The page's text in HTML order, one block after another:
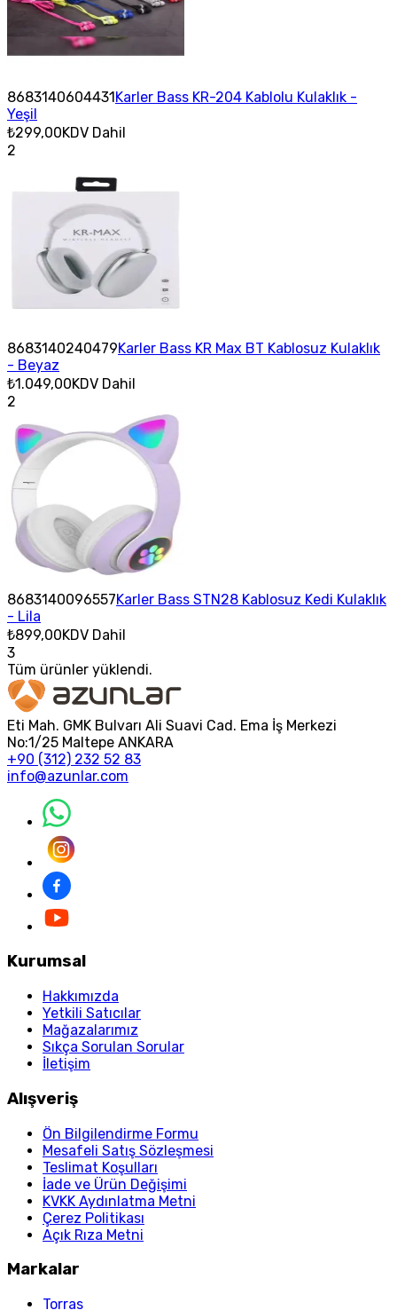
8683140604431Karler Bass KR-204 Kablolu Kulaklık -
Yeşil
₺299,00KDV Dahil
2
8683140240479Karler Bass KR Max BT Kablosuz Kulaklık
- Beyaz
₺1.049,00KDV Dahil
2
8683140096557Karler Bass STN28 Kablosuz Kedi Kulaklık
- Lila
₺899,00KDV Dahil
3
Tüm ürünler yüklendi.
Eti Mah. GMK Bulvarı Ali Suavi Cad. Ema İş Merkezi
No:1/25 Maltepe ANKARA
+90 (312) 232 52 83
info@azunlar.com
Kurumsal
Hakkımızda
Yetkili Satıcılar
Mağazalarımız
Sıkça Sorulan Sorular
İletişim
Alışveriş
Ön Bilgilendirme Formu
Mesafeli Satış Sözleşmesi
Teslimat Koşulları
İade ve Ürün Değişimi
KVKK Aydınlatma Metni
Çerez Politikası
Açık Rıza Metni
Markalar
Torras